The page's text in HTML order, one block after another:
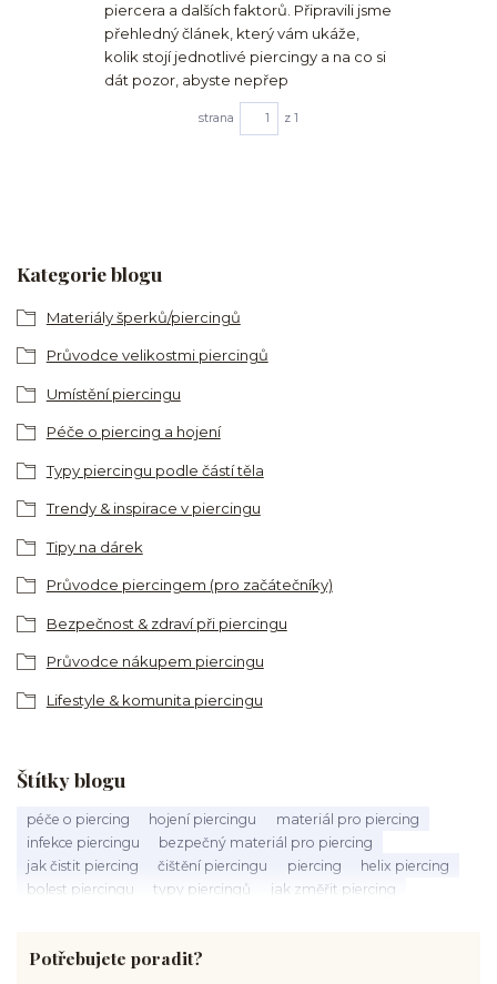
Kategorie blogu
Materiály šperků/piercingů
Průvodce velikostmi piercingů
Umístění piercingu
Péče o piercing a hojení
Typy piercingu podle částí těla
Trendy & inspirace v piercingu
Tipy na dárek
Průvodce piercingem (pro začátečníky)
Bezpečnost & zdraví při piercingu
Průvodce nákupem piercingu
Lifestyle & komunita piercingu
Štítky blogu
péče o piercing hojení piercingu
materiál pro piercing
infekce piercingu
bezpečný materiál pro piercing
jak čistit piercing
čištění piercingu piercing
helix piercing
bolest piercingu
typy piercingů
jak změřit piercing
hygiena piercingu
tipy pro piercing
Potřebujete poradit?
piercera a dalších faktorů. Připravili jsme
přehledný článek, který vám ukáže,
kolik stojí jednotlivé piercingy a na co si
dát pozor, abyste nepřep
strana z 1